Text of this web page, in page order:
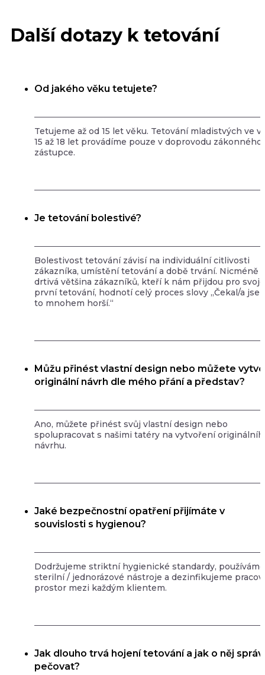
Další dotazy k tetování
Od jakého věku tetujete?
Tetujeme až od 15 let věku. Tetování mladistvých ve
15 až 18 let provádíme pouze v doprovodu zákonného
zástupce.
Je tetování bolestivé?
Bolestivost tetování závisí na individuální citlivosti
zákazníka, umístění tetování a době trvání. Nicméně
drtivá většina zákazníků, kteří k nám přijdou pro svoje
první tetování, hodnotí celý proces slovy „Čekal/a
to mnohem horší.“
Můžu přinést vlastní design nebo můžete
originální návrh dle mého přání a představ?
Ano, můžete přinést svůj vlastní design nebo
spolupracovat s našimi tatéry na vytvoření
návrhu.
Jaké bezpečnostní opatření přijímáte v
souvislosti s hygienou?
Dodržujeme striktní hygienické standardy, používáme
sterilní / jednorázové nástroje a dezinfikujeme
prostor mezi každým klientem.
Jak dlouho trvá hojení tetování a jak o něj
pečovat?